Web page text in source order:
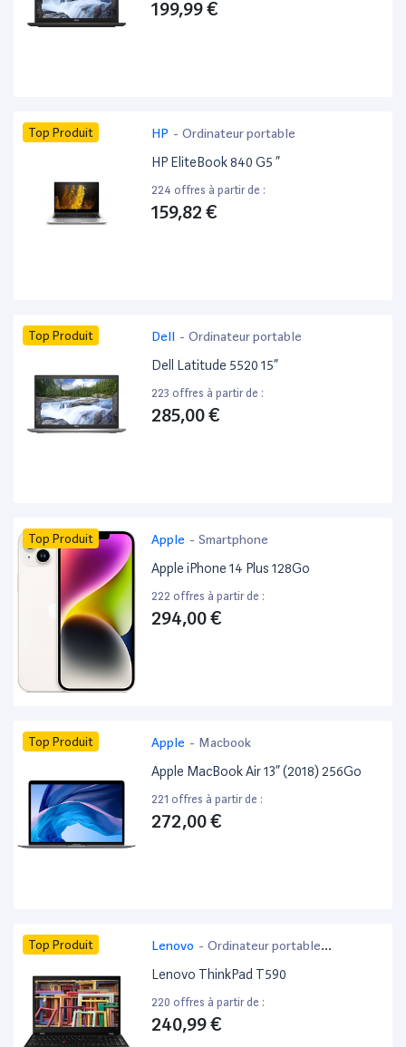
199,99 €
Top Produit HP - Ordinateur portable
HP EliteBook 840 G5 ”
224 offres à partir de :
159,82 €
Top Produit Dell - Ordinateur portable
Dell Latitude 5520 15”
223 offres à partir de :
285,00 €
Top Produit Apple - Smartphone
Apple iPhone 14 Plus 128Go
222 offres à partir de :
294,00 €
Top Produit Apple - Macbook
Apple MacBook Air 13” (2018) 256Go
221 offres à partir de :
272,00 €
Top Produit Lenovo - Ordinateur portable
bureautique
Lenovo ThinkPad T590
220 offres à partir de :
240,99 €